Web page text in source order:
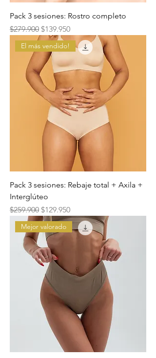
Pack 3 sesiones: Rostro completo
Precio
$279.900 Precio de oferta
$139.950
El más vendido!
Pack 3 sesiones: Rebaje total + Axila +
Interglúteo
Precio
$259.900 Precio de oferta
$129.950
Mejor valorado